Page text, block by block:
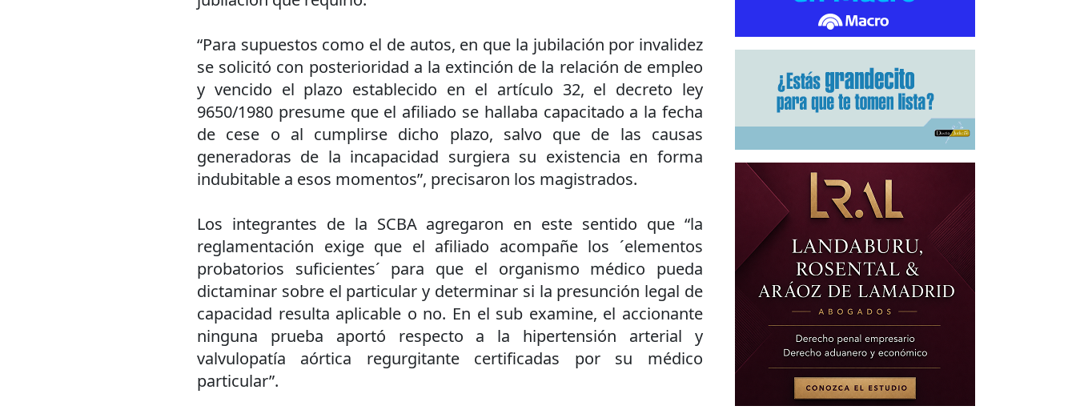
“Para supuestos como el de autos, en que la jubilación por invalidez
se solicitó con posterioridad a la extinción de la relación de empleo
y vencido el plazo establecido en el artículo 32, el decreto ley
9650/1980 presume que el afiliado se hallaba capacitado a la fecha
de cese o al cumplirse dicho plazo, salvo que de las causas
generadoras de la incapacidad surgiera su existencia en forma
indubitable a esos momentos”, precisaron los magistrados.
Los integrantes de la SCBA agregaron en este sentido que “la
reglamentación exige que el afiliado acompañe los ´elementos
probatorios suficientes´ para que el organismo médico pueda
dictaminar sobre el particular y determinar si la presunción legal de
capacidad resulta aplicable o no. En el sub examine, el accionante
ninguna prueba aportó respecto a la hipertensión arterial y
valvulopatía aórtica regurgitante certificadas por su médico
particular”.